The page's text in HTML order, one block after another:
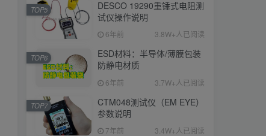
DESCO 19290重锤式电阻测
试仪操作说明
6年前 3.8W+人已阅读
TOP5
ESD材料：半导体/薄膜包装
防静电材质
6年前 3.7W+人已阅读
TOP6
CTM048测试仪（EM EYE）
参数说明
7年前 3.4W+人已阅读
TOP7